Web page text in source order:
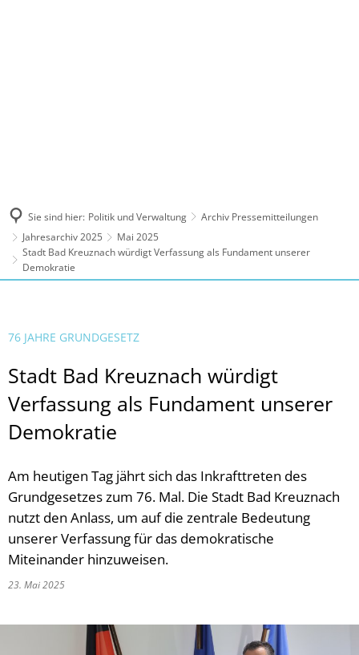
Sie sind hier: Politik und Verwaltung
Archiv Pressemitteilungen
Jahresarchiv 2025
Mai 2025
Stadt Bad Kreuznach würdigt Verfassung als Fundament unserer
Demokratie
76 JAHRE GRUNDGESETZ
Stadt Bad Kreuznach würdigt
Verfassung als Fundament unserer
Demokratie
Am heutigen Tag jährt sich das Inkrafttreten des
Grundgesetzes zum 76. Mal. Die Stadt Bad Kreuznach
nutzt den Anlass, um auf die zentrale Bedeutung
unserer Verfassung für das demokratische
Miteinander hinzuweisen.
23. Mai 2025